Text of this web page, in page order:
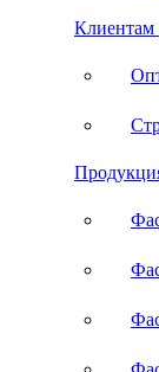
Клиентам